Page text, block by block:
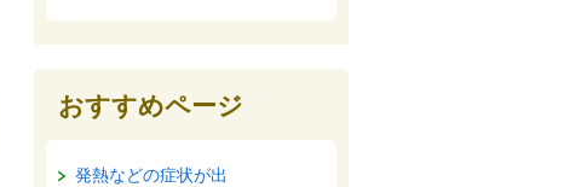
おすすめページ
発熱などの症状が出